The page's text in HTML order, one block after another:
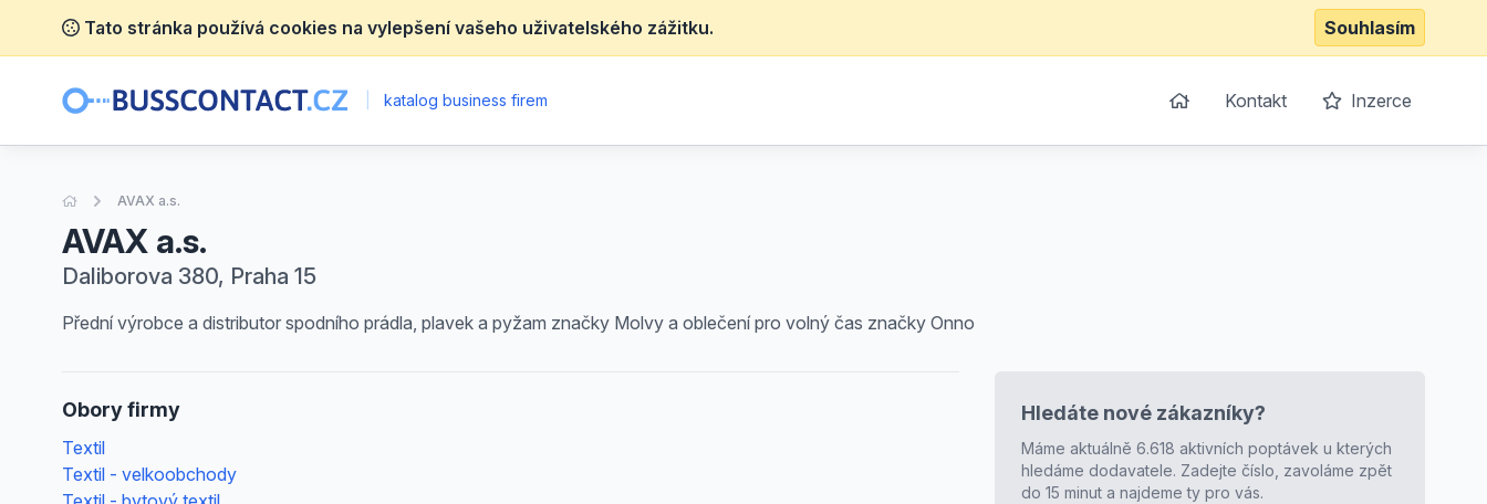
Tato stránka používá cookies na vylepšení vašeho uživatelského zážitku. Souhlasím
katalog business firem Kontakt Inzerce
Úvodní stránka
AVAX a.s.
AVAX a.s.
Daliborova 380, Praha 15
Přední výrobce a distributor spodního prádla, plavek a pyžam značky Molvy a oblečení pro volný čas značky Onno
Obory firmy
Textil
Textil - velkoobchody
Hledáte nové zákazníky?
Máme aktuálně 6.618 aktivních poptávek u kterých
hledáme dodavatele. Zadejte číslo, zavoláme zpět
do 15 minut a najdeme ty pro vás.